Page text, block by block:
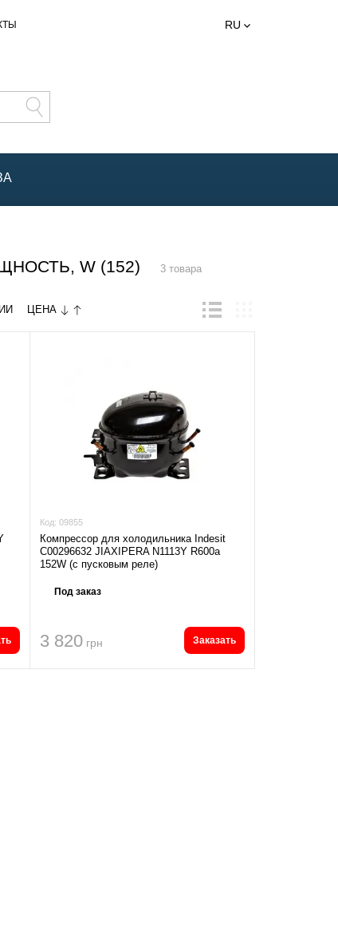
RU
W (152) 3 товара
ЦЕНА
Код: 09855
Компрессор для холодильника Indesit
C00296632 JIAXIPERA N1113Y R600a
152W (с пусковым реле)
Под заказ
3 820 грн Заказать